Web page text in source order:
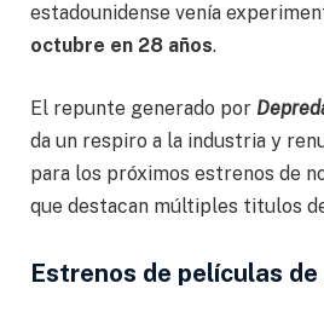
estadounidense venía
octubre en 28 años.
El repunte generado por
da un respiro a la industria y
para los próximos estrenos de
que destacan múltiples titulos
Estrenos de películas de